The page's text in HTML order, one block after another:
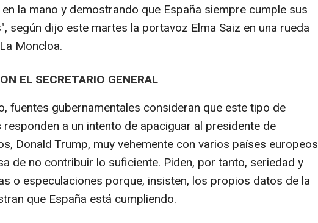
la mano y demostrando que España siempre cumple sus
según dijo este martes la portavoz Elma Saiz en una rueda
Moncloa.
EL SECRETARIO GENERAL
fuentes gubernamentales consideran que este tipo de
a un intento de apaciguar al presidente de
Donald Trump, muy vehemente con varios países europeos
de no contribuir lo suficiente. Piden, por tanto, seriedad y
o especulaciones porque, insisten, los propios datos de la
que España está cumpliendo.